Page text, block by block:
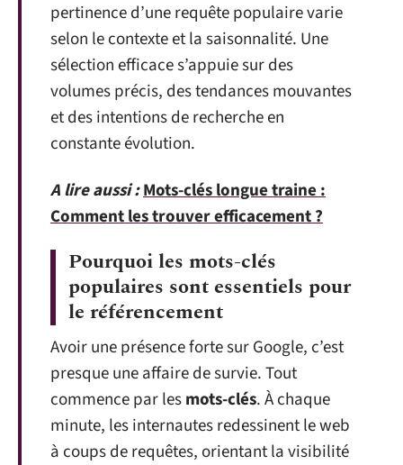
pertinence d’une requête populaire varie
selon le contexte et la saisonnalité. Une
sélection efficace s’appuie sur des
volumes précis, des tendances mouvantes
et des intentions de recherche en
constante évolution.
A lire aussi :Mots-clés longue traine :
Comment les trouver efficacement ?
Pourquoi les mots-clés
populaires sont essentiels pour
le référencement
Avoir une présence forte sur Google, c’est
presque une affaire de survie. Tout
commence par lesmots-clés. À chaque
minute, les internautes redessinent le web
à coups de requêtes, orientant la visibilité